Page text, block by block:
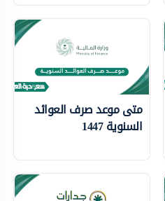
متى موعد صرف العوائد
السنوية 1447